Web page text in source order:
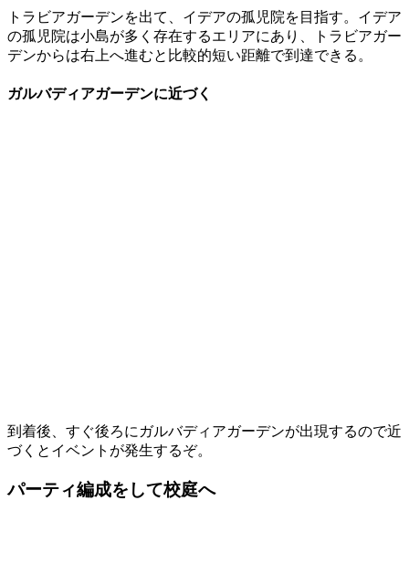
トラビアガーデンを出て、イデアの孤児院を目指す。イデア
の孤児院は小島が多く存在するエリアにあり、トラビアガー
デンからは右上へ進むと比較的短い距離で到達できる。
ガルバディアガーデンに近づく
到着後、すぐ後ろにガルバディアガーデンが出現するので近
づくとイベントが発生するぞ。
パーティ編成をして校庭へ